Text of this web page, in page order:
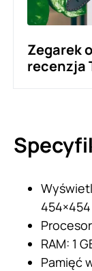
Zegarek
recenzja
RAM: 1
Pamięć